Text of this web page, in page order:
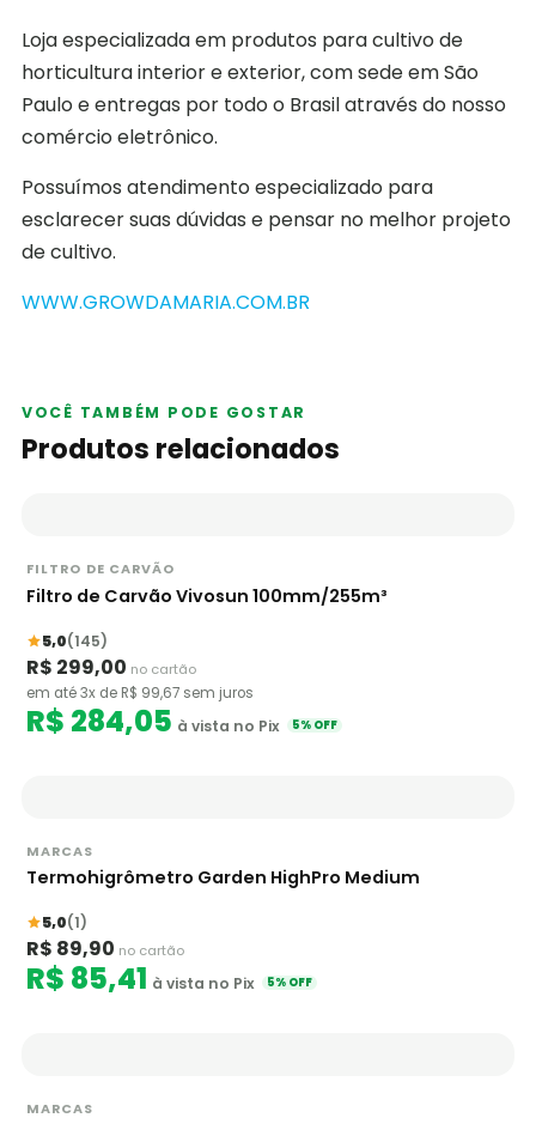
Loja especializada em produtos para cultivo de
horticultura interior e exterior, com sede em São
Paulo e entregas por todo o Brasil através do nosso
comércio eletrônico.
Possuímos atendimento especializado para
esclarecer suas dúvidas e pensar no melhor projeto
de cultivo.
WWW.GROWDAMARIA.COM.BR
VOCÊ TAMBÉM PODE GOSTAR
Produtos relacionados
FILTRO DE CARVÃO
Filtro de Carvão Vivosun 100mm/255m³
5,0(145)
R$ 299,00 no cartão
em até 3x de R$ 99,67 sem juros
R$ 284,05 à vista no Pix 5% OFF
MARCAS
Termohigrômetro Garden HighPro Medium
5,0(1)
R$ 89,90 no cartão
R$ 85,41 à vista no Pix 5% OFF
MARCAS